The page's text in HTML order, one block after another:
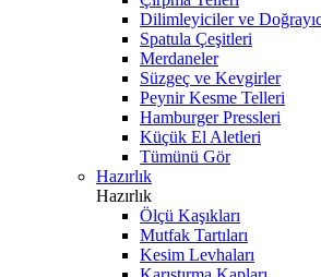
Dilimleyiciler ve
Spatula Çeşitleri
Merdaneler
Süzgeç ve Kevgirler
Peynir Kesme Telleri
Hamburger Pressleri
Küçük El Aletleri
Tümünü Gör
Hazırlık
Hazırlık
Ölçü Kaşıkları
Mutfak Tartıları
Kesim Levhaları